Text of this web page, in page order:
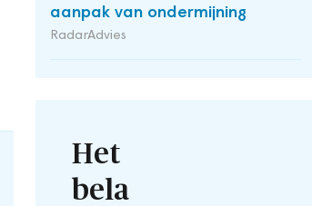
aanpak van ondermijning
RadarAdvies
Het
bela